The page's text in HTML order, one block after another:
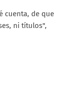
cuenta, de que
ni títulos",